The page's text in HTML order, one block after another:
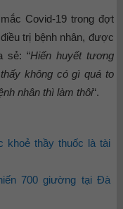
Covid-19 trong đợt
trị bệnh nhân, được
sẻ: “Hiến huyết tương
không có gì quá to
nhân thì làm thôi“.
khoẻ thầy thuốc là tài
700 giường tại Đà